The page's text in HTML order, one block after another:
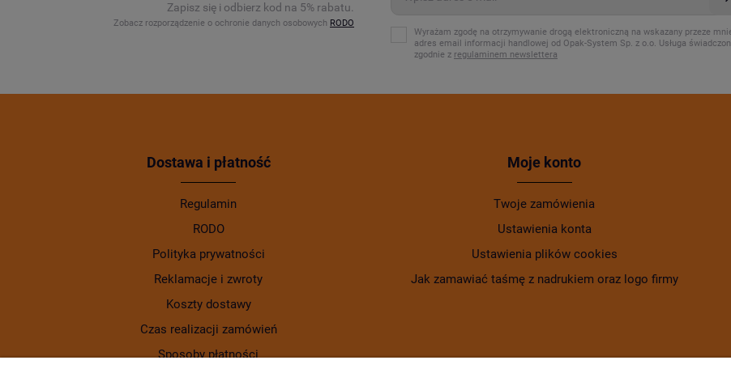
Zapisz się i odbierz kod na 5% rabatu.
Zobacz rozporządzenie o ochronie danych osobowych RODO
Wyrażam zgodę na otrzymywanie drogą elektroniczną na wskazany przeze
adres email informacji handlowej od Opak-System Sp. z o.o. Usługa
zgodnie z regulaminem newslettera
Dostawa i płatność
Regulamin
RODO
Polityka prywatności
Reklamacje i zwroty
Koszty dostawy
Czas realizacji zamówień
Sposoby płatności
Moje konto
Twoje zamówienia
Ustawienia konta
Ustawienia plików cookies
Jak zamawiać taśmę z nadrukiem oraz logo firmy